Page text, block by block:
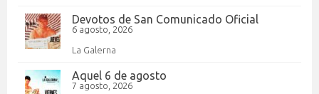
Devotos de San Comunicado Oficial
6 agosto, 2026
La Galerna
Aquel 6 de agosto
7 agosto, 2026